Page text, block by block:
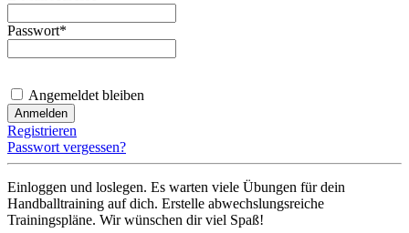
Passwort*
Angemeldet bleiben
Registrieren
Passwort vergessen?
Einloggen und loslegen. Es warten viele Übungen für dein
Handballtraining auf dich. Erstelle abwechslungsreiche
Trainingspläne. Wir wünschen dir viel Spaß!